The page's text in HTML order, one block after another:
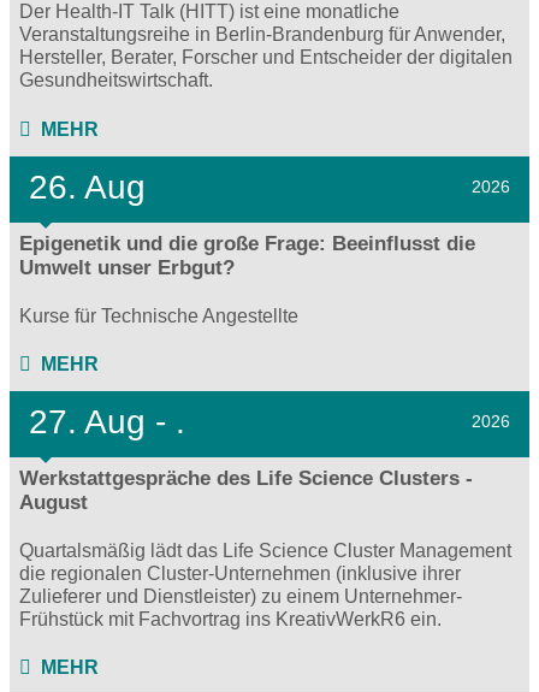
Der Health-IT Talk (HITT) ist eine monatliche
Veranstaltungsreihe in Berlin-Brandenburg für Anwender,
Hersteller, Berater, Forscher und Entscheider der digitalen
Gesundheitswirtschaft.
MEHR
26. Aug 2026
Epigenetik und die große Frage: Beeinflusst die
Umwelt unser Erbgut?
Kurse für Technische Angestellte
MEHR
27. Aug - . 2026
Werkstattgespräche des Life Science Clusters -
August
Quartalsmäßig lädt das Life Science Cluster Management
die regionalen Cluster-Unternehmen (inklusive ihrer
Zulieferer und Dienstleister) zu einem Unternehmer-
Frühstück mit Fachvortrag ins KreativWerkR6 ein.
MEHR